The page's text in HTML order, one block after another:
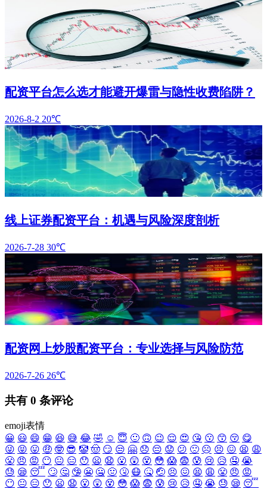
配资平台怎么选才能避开爆雷与隐性收费陷阱？
2026-8-2 20℃
线上证券配资平台：机遇与风险深度剖析
2026-7-28 30℃
配资网上炒股配资平台：专业选择与风险防范
2026-7-26 26℃
共有 0 条评论
emoji表情
😀 😃 😄 😁 😆 😅 😂 🤣 ☺️ 😇 🙂 🙃 😉 😌 😍 😘 😗 😙 😚 😋
😜 😝 😛 🤑 🤓 😎 🤡 🤠 😏 😒 🤗 😞 😔 😟 😕 🙁 ☹️ 😣 😖 😫 😩
😤 😠 😡 😶 😐 😑 😯 😦 😧 😮 😲 😵 😳 😱 😨 😰 😢 😥 🤤 😭
😓 😪 😴 🙄 🤔 🤥 😬 🤐 🤢 🤧 😷 🤒 🤕 😣 😖 😫 😩 😤 😠 😡
😶 😐 😑 😯 😦 😧 😮 😲 😵 😳 😱 😨 😰 😢 😥 🤤 😭 😓 😪 😴